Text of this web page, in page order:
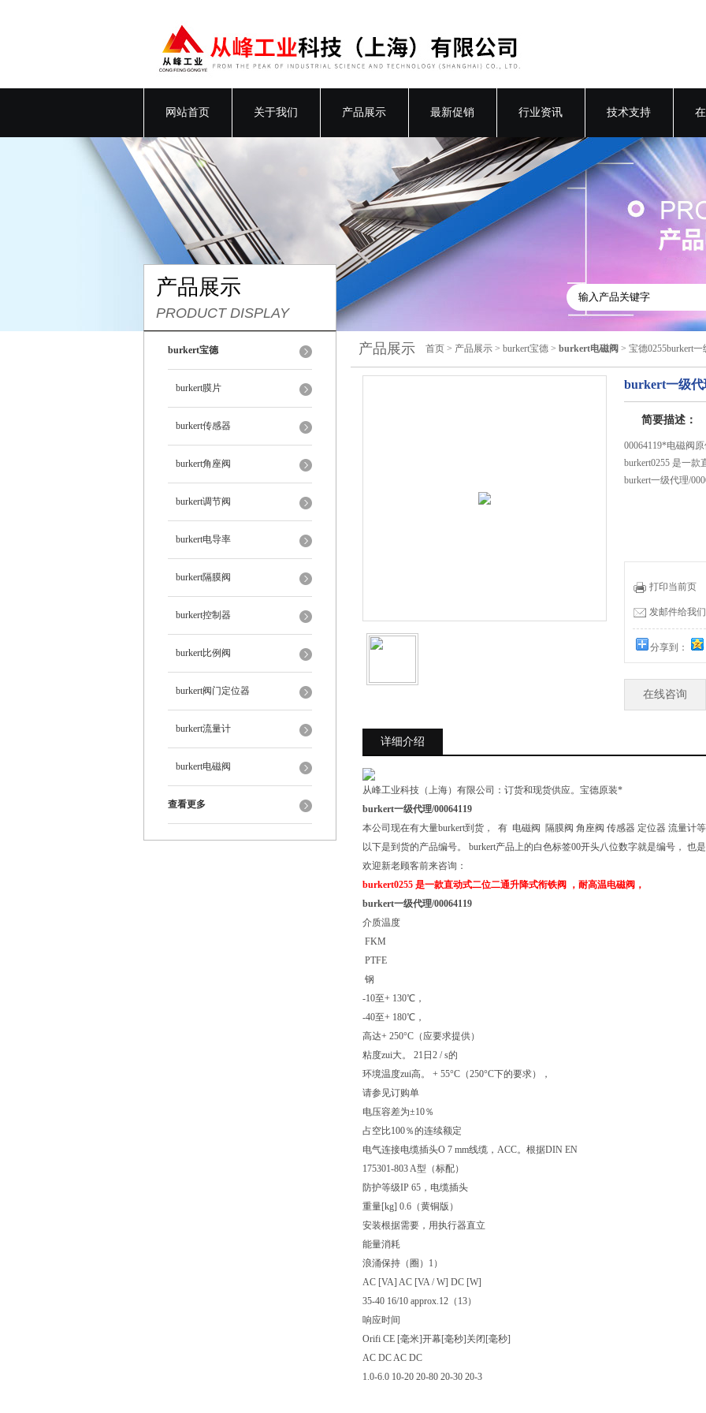
网站首页 关于我们 产品展示 最新促销 行业资讯 技术支持
产品展示
PRODUCT DISPLAY
burkert宝德
burkert膜片
burkert传感器
burkert角座阀
burkert调节阀
burkert电导率
burkert隔膜阀
burkert控制器
burkert比例阀
burkert阀门定位器
burkert流量计
burkert电磁阀
查看更多
产品展示 首页 > 产品展示 > burkert宝德 > burkert电磁阀 > 宝德0255burkert一
burkert一级代
简要描述：
00064119*电磁阀原
burkert0255 是一
burkert一级代理/
打印当前页
发邮件给我们
分享到：
在线咨询
详细介绍
从峰工业科技（上海）有限公司：订货和现货供应。宝德原装*
burkert一级代理/00064119
本公司现在有大量burkert到货， 有 电磁阀 隔膜阀 角座阀 传感器 定位器 流量计等
以下是到货的产品编号。 burkert产品上的白色标签00开头八位数字就是编号， 也是
欢迎新老顾客前来咨询：
burkert0255 是一款直动式二位二通升降式衔铁阀 ，耐高温电磁阀，
burkert一级代理/00064119
介质温度
FKM
PTFE
钢
-10至+ 130℃，
-40至+ 180℃，
高达+ 250°C（应要求提供）
粘度zui大。 21日2 / s的
环境温度zui高。 + 55°C（250°C下的要求），
请参见订购单
电压容差为±10％
占空比100％的连续额定
电气连接电缆插头O 7 mm线缆，ACC。根据DIN EN
175301-803 A型（标配）
防护等级IP 65，电缆插头
重量[kg] 0.6（黄铜版）
安装根据需要，用执行器直立
能量消耗
浪涌保持（圈）1）
AC [VA] AC [VA / W] DC [W]
35-40 16/10 approx.12（13）
响应时间
Orifi CE [毫米]开幕[毫秒]关闭[毫秒]
AC DC AC DC
1.0-6.0 10-20 20-80 20-30 20-3